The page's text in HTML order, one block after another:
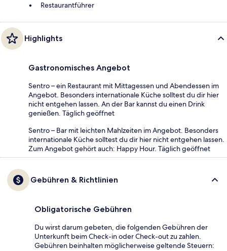
Restaurantführer
Highlights
Gastronomisches Angebot
Sentro – ein Restaurant mit Mittagessen und Abendessen im
Angebot. Besonders internationale Küche solltest du dir hier
nicht entgehen lassen. An der Bar kannst du einen Drink
genießen. Täglich geöffnet
Sentro – Bar mit leichten Mahlzeiten im Angebot. Besonders
internationale Küche solltest du dir hier nicht entgehen lassen.
Zum Angebot gehört auch: Happy Hour. Täglich geöffnet
Gebühren & Richtlinien
Obligatorische Gebühren
Du wirst darum gebeten, die folgenden Gebühren der
Unterkunft beim Check-in oder Check-out zu zahlen.
Gebühren beinhalten möglicherweise geltende Steuern: